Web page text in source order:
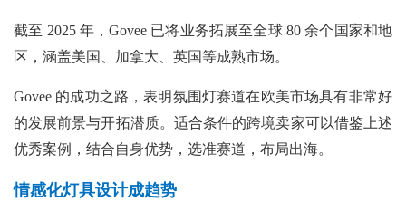
截至 2025 年，Govee 已将业务拓展至全球 80 余个国家和地
区，涵盖美国、加拿大、英国等成熟市场。
Govee 的成功之路，表明氛围灯赛道在欧美市场具有非常好
的发展前景与开拓潜质。适合条件的跨境卖家可以借鉴上述
优秀案例，结合自身优势，选准赛道，布局出海。
情感化灯具设计成趋势